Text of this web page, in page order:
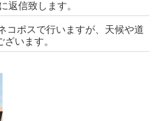
返信致します。
コポスで行いますが、天候や道
います。